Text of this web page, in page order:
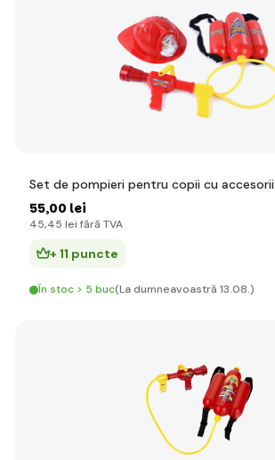
Set de pompieri pentru copii cu accesorii
55,00 lei
45,45 lei fără TVA
+ 11 puncte
În stoc > 5 buc(La dumneavoastră 13.08.)